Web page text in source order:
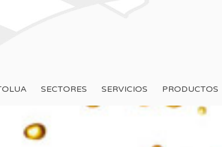
SECTORES SERVICIOS PRODUCTOS